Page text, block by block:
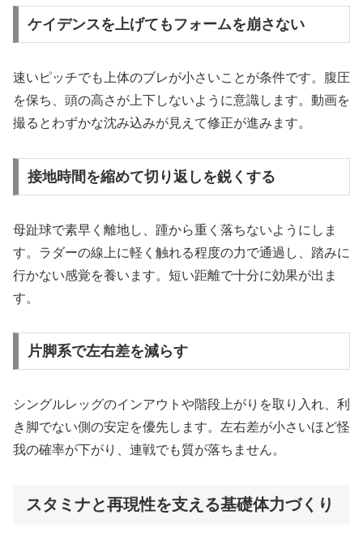
ケイデンスを上げてもフォームを崩さない
速いピッチでも上体のブレが小さいことが条件です。腹圧
を保ち、頭の高さが上下しないように意識します。動画を
撮るとわずかな沈み込みが見えて修正が進みます。
接地時間を縮めて切り返しを鋭くする
母趾球で素早く離地し、踵から重く落ちないようにしま
す。ラダーの線上に軽く触れる程度の力で通過し、踏みに
行かない感覚を養います。短い距離で十分に効果が出ま
す。
片脚系で左右差を減らす
シングルレッグのインアウトや階段上がりを取り入れ、利
き脚でない側の安定を優先します。左右差が小さいほど怪
我の確率が下がり、連戦でも質が落ちません。
スタミナと再現性を支える基礎体力づくり